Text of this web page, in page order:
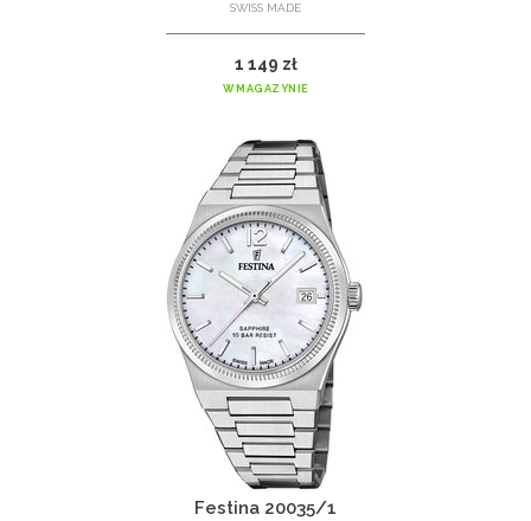
SWISS MADE
1 149 zł
W MAGAZYNIE
Festina 20035/1